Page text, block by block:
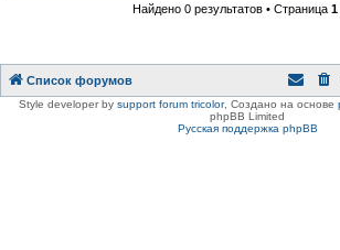
Найдено 0 результатов • Страница 1
Список форумов
Style developer by support forum tricolor, Создано на основе
phpBB Limited
Русская поддержка phpBB